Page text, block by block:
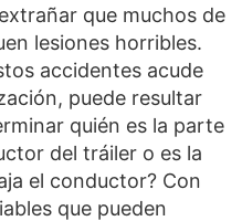
que muchos de
lesiones horribles.
accidentes acude
puede resultar
quién es la parte
del tráiler o es la
el conductor? Con
que pueden